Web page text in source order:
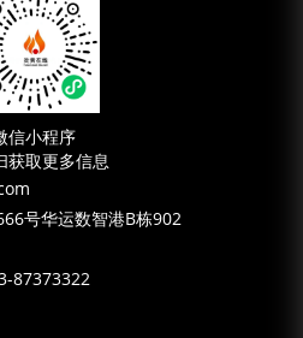
信小程序
获取更多信息
号华运数智港B栋902
87373322